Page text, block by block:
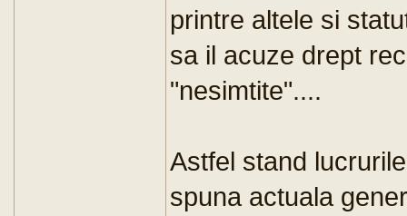
printre altele si
sa il acuze drept
"nesimtite"....
Astfel stand
spuna actuala